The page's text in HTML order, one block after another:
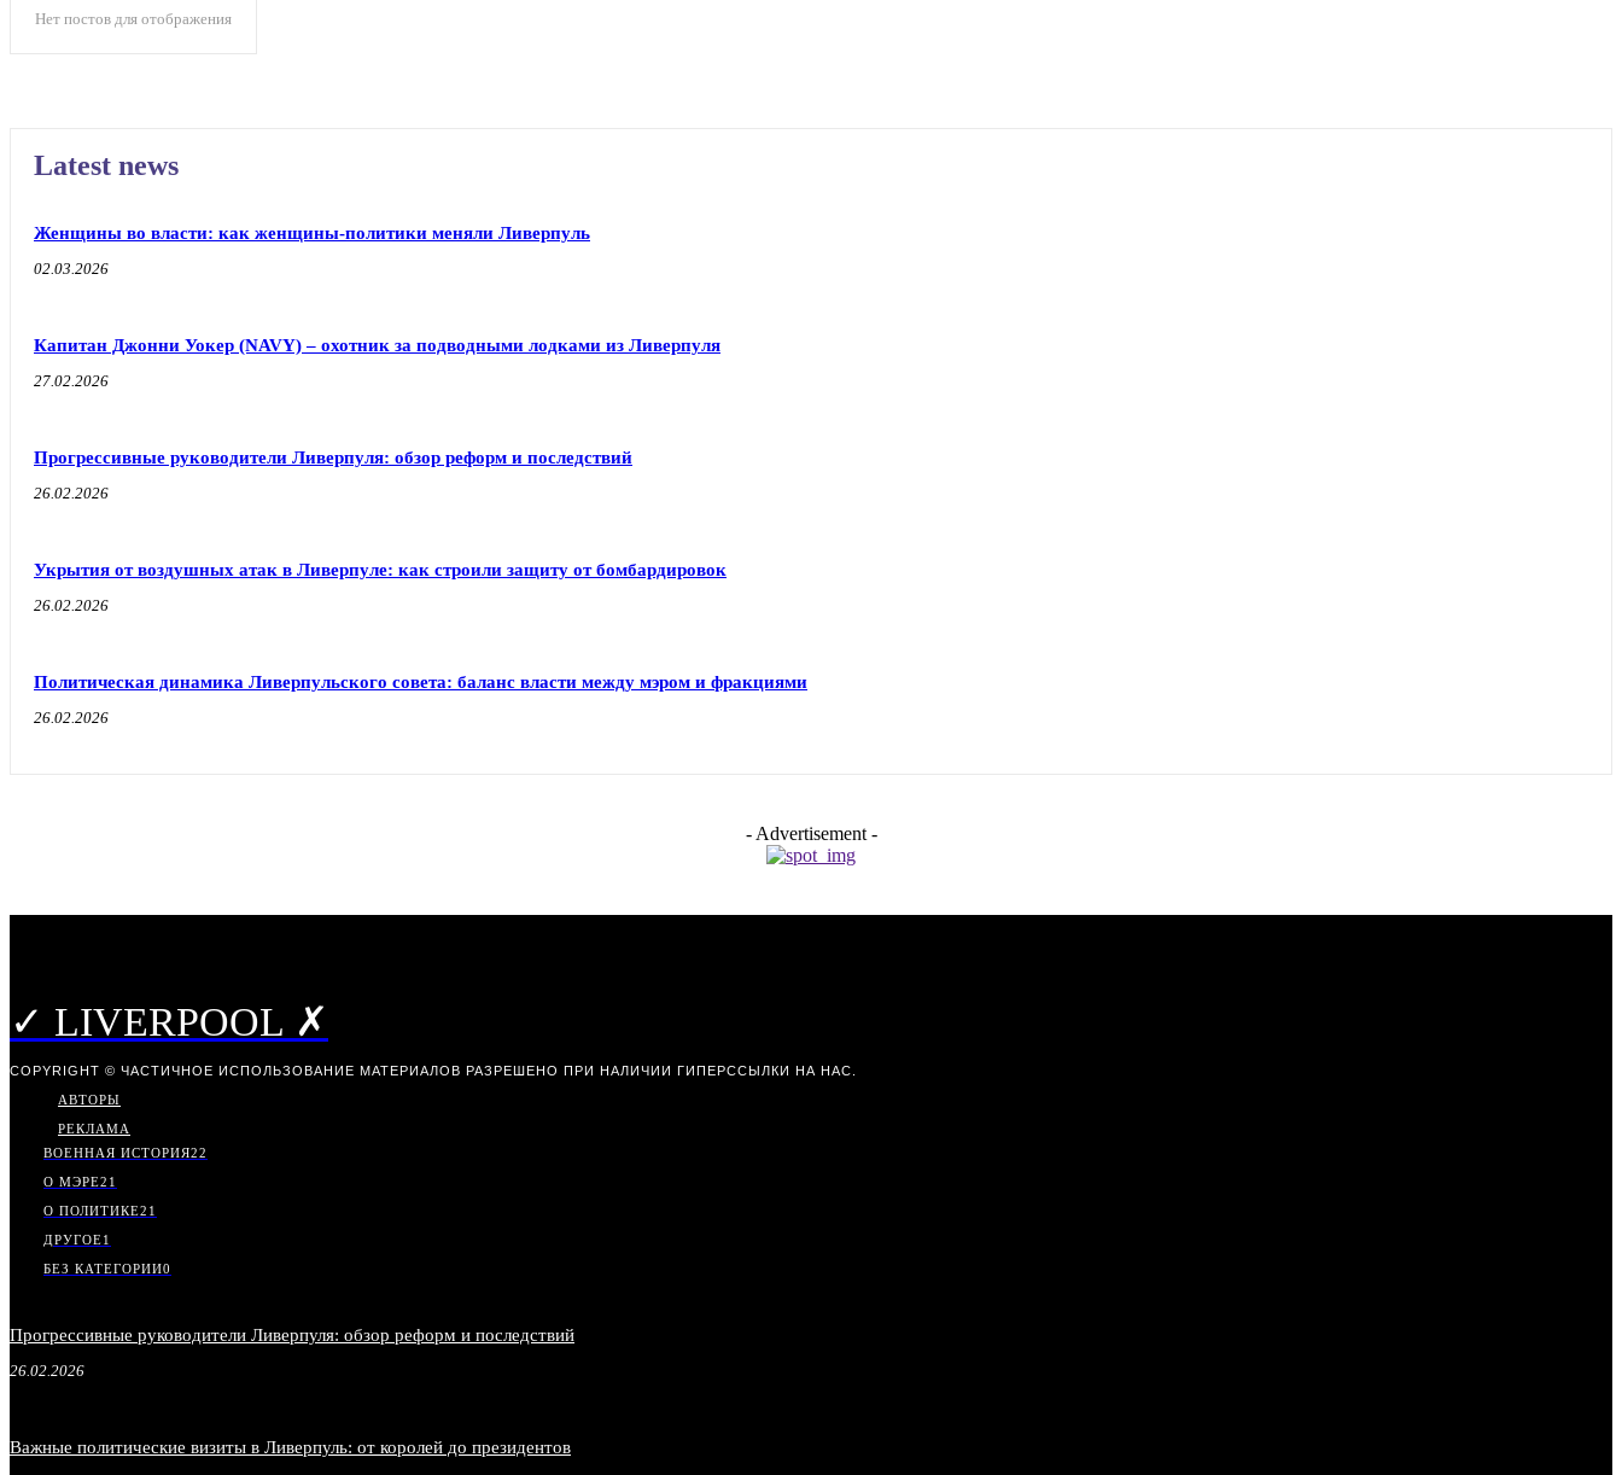
Нет постов для отображения
Latest news
Женщины во власти: как женщины-политики меняли Ливерпуль
02.03.2026
Капитан Джонни Уокер (NAVY) – охотник за подводными лодками из Ливерпуля
27.02.2026
Прогрессивные руководители Ливерпуля: обзор реформ и последствий
26.02.2026
Укрытия от воздушных атак в Ливерпуле: как строили защиту от бомбардировок
26.02.2026
Политическая динамика Ливерпульского совета: баланс власти между мэром и фракциями
26.02.2026
- Advertisement -
✓ LIVERPOOL ✗
COPYRIGHT © ЧАСТИЧНОЕ ИСПОЛЬЗОВАНИЕ МАТЕРИАЛОВ РАЗРЕШЕНО ПРИ НАЛИЧИИ ГИПЕРССЫЛКИ НА НАС.
АВТОРЫ
РЕКЛАМА
ВОЕННАЯ ИСТОРИЯ22
О МЭРЕ21
О ПОЛИТИКЕ21
ДРУГОЕ1
БЕЗ КАТЕГОРИИ0
Прогрессивные руководители Ливерпуля: обзор реформ и последствий
26.02.2026
Важные политические визиты в Ливерпуль: от королей до президентов